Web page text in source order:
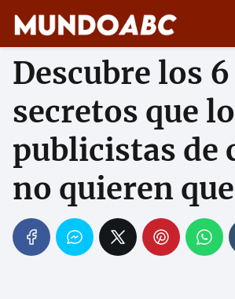
Descubre los
secretos que
publicistas de
no quieren